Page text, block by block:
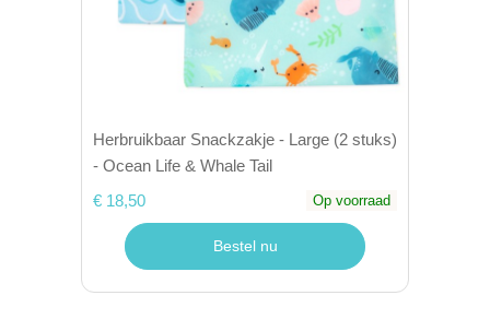
Herbruikbaar Snackzakje - Large (2 stuks)
- Ocean Life & Whale Tail
€ 18,50
Op voorraad
Bestel nu